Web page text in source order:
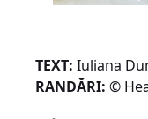
TEXT: Iuliana
RANDĂRI: ©